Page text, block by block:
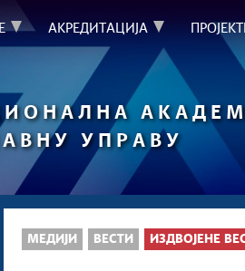
АКРЕДИТАЦИЈА
УПРАВУ
МЕДИЈИ ВЕСТИ ИЗДВОЈЕНЕ